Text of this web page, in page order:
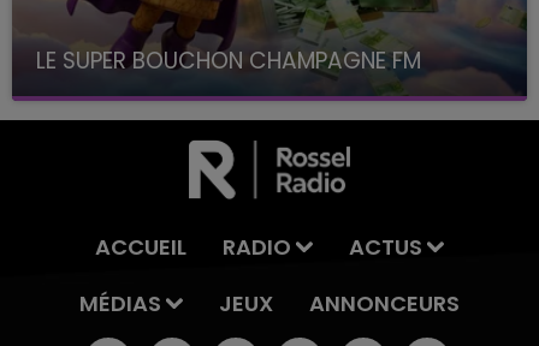
LE SUPER BOUCHON CHAMPAGNE FM
avec La Famille Champagne FM, à 8H10
ACCUEIL RADIO
ACTUS
MÉDIAS
JEUX ANNONCEURS